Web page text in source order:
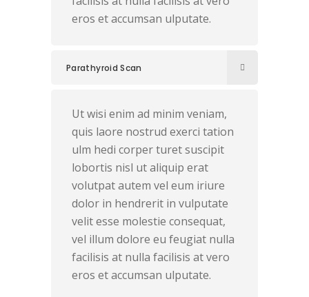
eros et accumsan ulputate.
Parathyroid Scan
Ut wisi enim ad minim veniam,
quis laore nostrud exerci tation
ulm hedi corper turet suscipit
lobortis nisl ut aliquip erat
volutpat autem vel eum iriure
dolor in hendrerit in vulputate
velit esse molestie consequat,
vel illum dolore eu feugiat nulla
facilisis at nulla facilisis at vero
eros et accumsan ulputate.